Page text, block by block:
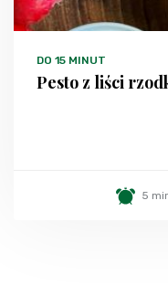
DO 15 MINUT
Pesto z liści
5